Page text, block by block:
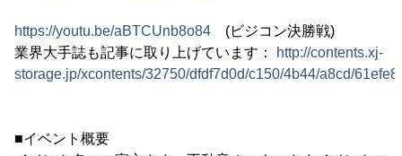
https://youtu.be/aBTCUnb8o84 (ビジコン決勝戦)
業界大手誌も記事に取り上げています：
http://contents.xj-
storage.jp/xcontents/32750/dfdf7d0d/c150/4b44/a8cd/
■イベント概要